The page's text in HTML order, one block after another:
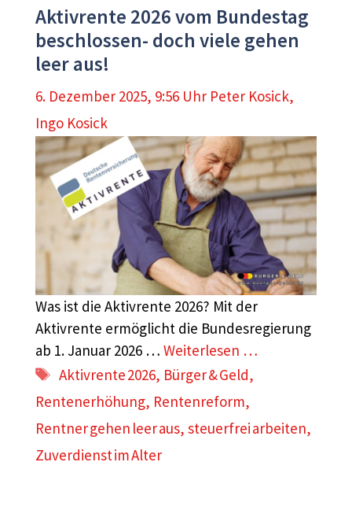
Aktivrente 2026 vom Bundestag
beschlossen- doch viele gehen
leer aus!
6. Dezember 2025, 9:56 Uhr Peter Kosick,
Ingo Kosick
Was ist die Aktivrente 2026? Mit der
Aktivrente ermöglicht die Bundesregierung
ab 1. Januar 2026 … Weiterlesen …
Schlagwörter
Aktivrente 2026, Bürger & Geld,
Rentenerhöhung, Rentenreform,
Rentner gehen leer aus, steuerfrei arbeiten,
Zuverdienst im Alter